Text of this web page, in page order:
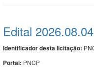
Edital
Identificador desta licitação:
Portal: PNCP